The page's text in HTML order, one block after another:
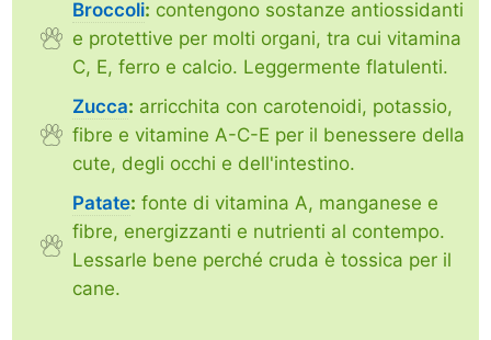
Broccoli: contengono sostanze antiossidanti
e protettive per molti organi, tra cui vitamina
C, E, ferro e calcio. Leggermente flatulenti.
Zucca: arricchita con carotenoidi, potassio,
fibre e vitamine A-C-E per il benessere della
cute, degli occhi e dell'intestino.
Patate: fonte di vitamina A, manganese e
fibre, energizzanti e nutrienti al contempo.
Lessarle bene perché cruda è tossica per il
cane.